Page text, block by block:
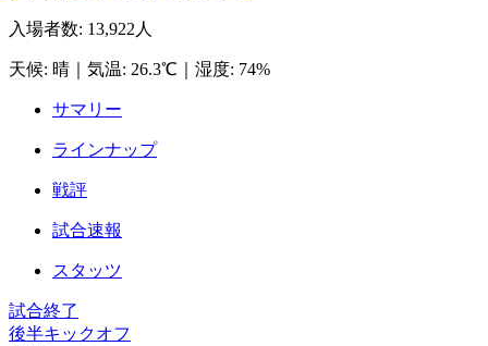
入場者数: 13,922人
天候: 晴 気温: 26.3℃ 湿度: 74%
サマリー
ラインナップ
戦評
試合速報
スタッツ
試合終了
後半キックオフ